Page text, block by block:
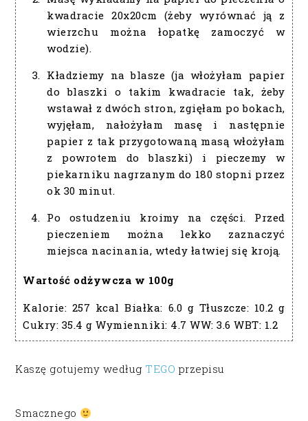
kwadracie 20x20cm (żeby wyrównać ją z
wierzchu można łopatkę zamoczyć w
wodzie).
Kładziemy na blasze (ja włożyłam papier
do blaszki o takim kwadracie tak, żeby
wstawał z dwóch stron, zgięłam po bokach,
wyjęłam, nałożyłam masę i następnie
papier z tak przygotowaną masą włożyłam
z powrotem do blaszki) i pieczemy w
piekarniku nagrzanym do 180 stopni przez
ok 30 minut.
Po ostudzeniu kroimy na części. Przed
pieczeniem można lekko zaznaczyć
miejsca nacinania, wtedy łatwiej się kroją.
Wartość odżywcza w 100g
Kalorie: 257 kcal Białka: 6.0 g Tłuszcze: 10.2 g
Cukry: 35.4 g Wymienniki: 4.7 WW:3.6 WBT: 1.2
Kaszę gotujemy według TEGO przepisu
Smacznego